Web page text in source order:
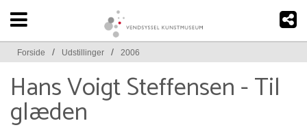
Forside / Udstillinger / 2006
Hans Voigt Steffensen - Til
glæden